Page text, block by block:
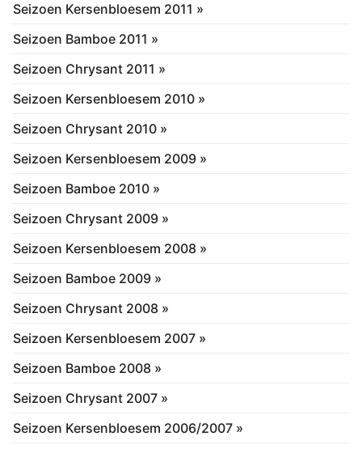
Seizoen Kersenbloesem 2011 »
Seizoen Bamboe 2011 »
Seizoen Chrysant 2011 »
Seizoen Kersenbloesem 2010 »
Seizoen Chrysant 2010 »
Seizoen Kersenbloesem 2009 »
Seizoen Bamboe 2010 »
Seizoen Chrysant 2009 »
Seizoen Kersenbloesem 2008 »
Seizoen Bamboe 2009 »
Seizoen Chrysant 2008 »
Seizoen Kersenbloesem 2007 »
Seizoen Bamboe 2008 »
Seizoen Chrysant 2007 »
Seizoen Kersenbloesem 2006/2007 »